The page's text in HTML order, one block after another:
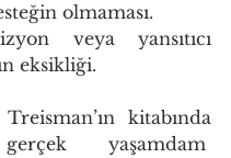
olmaması.
veya yansıtıcı
eksikliği.
kitabında
yaşamdam